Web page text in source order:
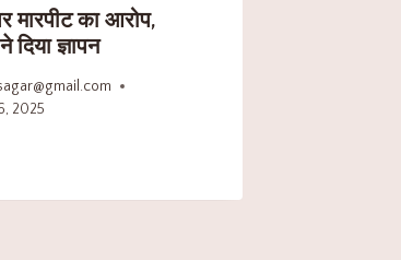
मारपीट का आरोप,
दिया ज्ञापन
2025